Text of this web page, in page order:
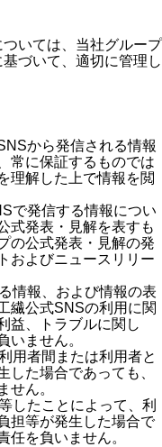
いては、当社グループ
づいて、適切に管理し
から発信される情報
常に保証するものでは
理解した上で情報を閲
で発信する情報につい
式発表・見解を表すも
の公式発表・見解の発
およびニュースリリー
情報、および情報の表
繊公式SNSの利用に関
益、トラブルに関し
いません。
用者間または利用者と
した場合であっても、
せん。
したことによって、利
担等が発生した場合で
任を負いません。